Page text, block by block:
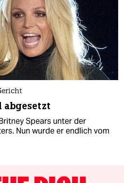
abgesetzt
Spears unter der
Nun wurde er endlich vom